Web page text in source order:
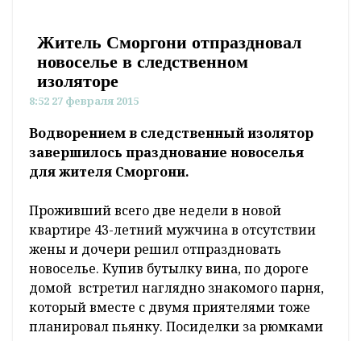
Житель Сморгони отпраздновал
новоселье в следственном
изоляторе
8:52 27 февраля 2015